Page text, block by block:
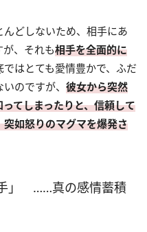
どしないため、相手にあ
、それも相手を全面的に
ではとても愛情豊かで、ふだ
のですが、 彼女から突然
てしまったりと、信頼して
如怒りのマグマを爆発さ
」 ……真の感情蓄積